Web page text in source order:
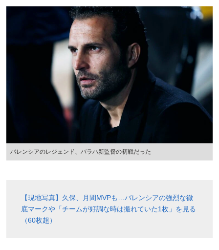
バレンシアのレジェンド、バラハ新監督の初戦だった
【現地写真】久保、月間MVPも…バレンシアの強烈な徹
底マークや「チームが好調な時は撮れていた1枚」を見る
（60枚超）